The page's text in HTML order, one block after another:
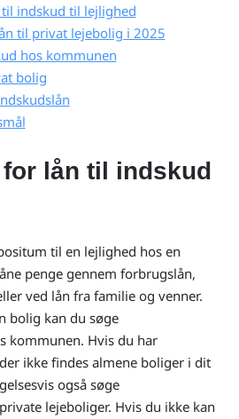
for
Lendo
selskab Mybanker A/S
18E, 1456
K
kundeservice
@lendo.dk
indskud til lejlighed
til privat lejebolig i 2025
hos kommunen
bolig
lån til indskud
til en lejlighed hos en
penge gennem forbrugslån,
ved lån fra familie og venner.
bolig kan du søge
kommunen. Hvis du har
ikke findes almene boliger i dit
også søge
lejeboliger. Hvis du ikke kan